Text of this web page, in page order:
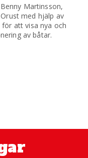
Martinsson,
med hjälp av
för att visa nya och
av båtar.